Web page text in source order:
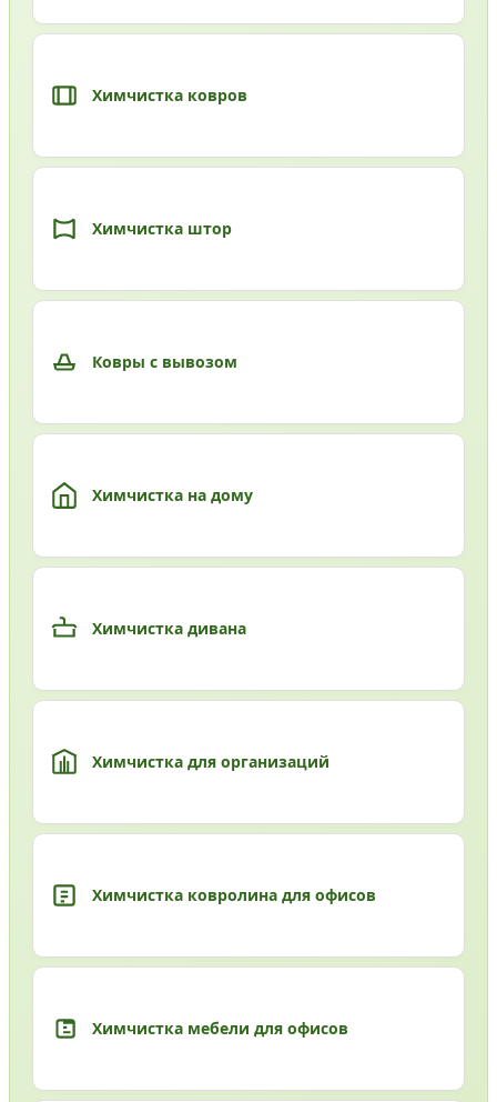
Химчистка ковров
Химчистка штор
Ковры с вывозом
Химчистка на дому
Химчистка дивана
Химчистка для организаций
Химчистка ковролина для офисов
Химчистка мебели для офисов